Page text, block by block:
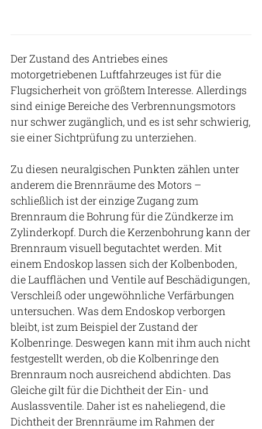
Der Zustand des Antriebes eines
motorgetriebenen Luftfahrzeuges ist für die
Flugsicherheit von größtem Interesse. Allerdings
sind einige Bereiche des Verbrennungsmotors
nur schwer zugänglich, und es ist sehr schwierig,
sie einer Sichtprüfung zu unterziehen.
Zu diesen neuralgischen Punkten zählen unter
anderem die Brennräume des Motors –
schließlich ist der einzige Zugang zum
Brennraum die Bohrung für die Zündkerze im
Zylinderkopf. Durch die Kerzenbohrung kann der
Brennraum visuell begutachtet werden. Mit
einem Endoskop lassen sich der Kolbenboden,
die Laufflächen und Ventile auf Beschädigungen,
Verschleiß oder ungewöhnliche Verfärbungen
untersuchen. Was dem Endoskop verborgen
bleibt, ist zum Beispiel der Zustand der
Kolbenringe. Deswegen kann mit ihm auch nicht
festgestellt werden, ob die Kolbenringe den
Brennraum noch ausreichend abdichten. Das
Gleiche gilt für die Dichtheit der Ein- und
Auslassventile. Daher ist es naheliegend, die
Dichtheit der Brennräume im Rahmen der